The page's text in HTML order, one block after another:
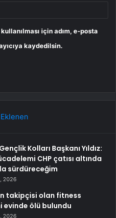
için adım, e-posta
kaydedilsin.
Kolları Başkanı Yıldız:
CHP çatısı altında
sürdüreceğim
2026
takipçisi olan fitness
evinde ölü bulundu
2026